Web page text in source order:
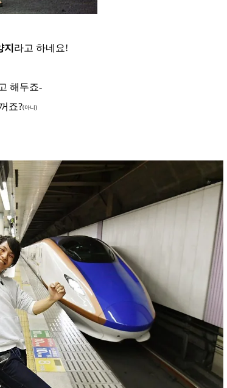
라고 하네요!
해두죠-
죠?(아니)